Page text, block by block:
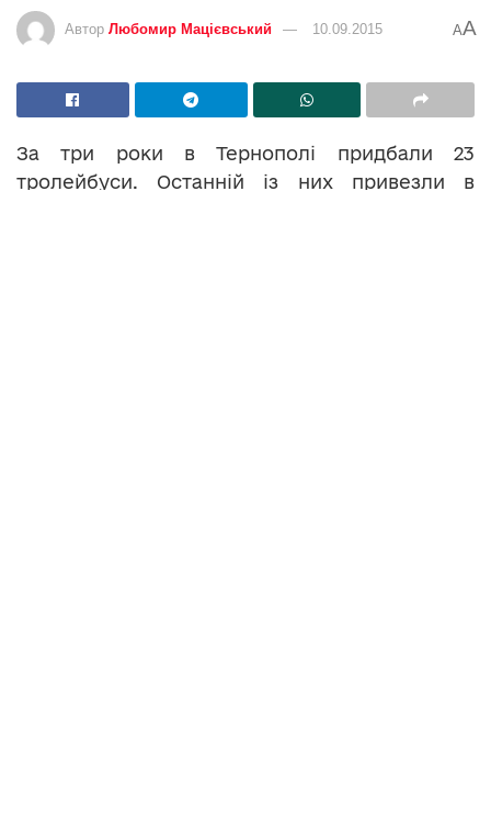
Автор Любомир Мацієвський 10.09.2015 AA
За три роки в Тернополі придбали 23
тролейбуси. Останній із них привезли в